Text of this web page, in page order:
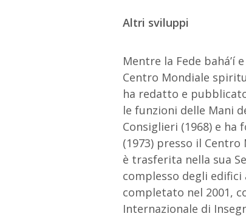
Altri sviluppi
Mentre la Fede bahá’í
Centro Mondiale
ha redatto e
le funzioni delle Mani
Consiglieri (1968) e
(1973) presso il Centro
è trasferita nella sua
complesso degli
completato nel 2001,
Internazionale di